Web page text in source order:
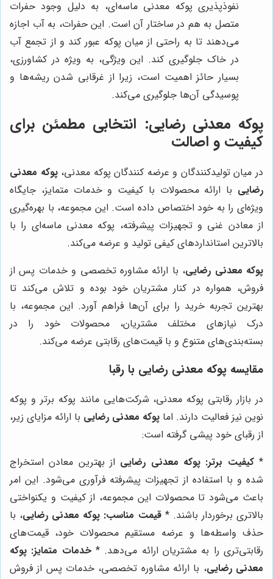
نفوذپذیری پوکه معدنی ماسه‌ای، به دلیل وجود حفرات
متصل به هم در ساختار آن است. این حفرات، به آب اجازه
می‌دهند تا به راحتی از میان پوکه عبور کند و از تجمع آب
در خاک جلوگیری کند. این ویژگی، به ویژه در کشاورزی،
بسیار حائز اهمیت است، زیرا از غرقابی شدن ریشه‌ها و
پوسیدگی آن‌ها جلوگیری می‌کند.
پوکه معدنی رضایی: انتخابی مطمئن برای
کیفیت و اصالت
در میان تولیدکنندگان و عرضه کنندگان پوکه معدنی،پوکه معدنی
رضایی با ارائه محصولات با کیفیت و خدمات متمایز، جایگاه
ویژه‌ای را به خود اختصاص داده است. این مجموعه، با بهره‌گیری
از معادن غنی و تجهیزات پیشرفته، پوکه معدنی ماسه‌ای را با
بالاترین استانداردهای کیفی تولید و عرضه می‌کند.
پوکه معدنی رضایی، با ارائه مشاوره تخصصی و خدمات پس از
فروش، همواره در کنار مشتریان خود بوده و تلاش می‌کند تا
بهترین تجربه خرید را برای آن‌ها فراهم آورد. این مجموعه، با
درک نیازهای مختلف مشتریان، محصولات خود را در
بسته‌بندی‌های متنوع و با قیمت‌های رقابتی عرضه می‌کند.
مقایسه پوکه معدنی رضایی با رقبا
در بازار رقابتی پوکه معدنی، شرکت‌هایی مانند پوکه برتر و پوکه
نوین نیز فعالیت دارند. اما پوکه معدنی رضایی با ارائه مزایای زیر،
از رقبای خود پیشی گرفته است:
*کیفیت برتر: پوکه معدنی رضایی از بهترین معادن استخراج
شده و با استفاده از تجهیزات پیشرفته فرآوری می‌شود. این امر
باعث می‌شود تا محصولات این مجموعه، از کیفیت و یکنواختی
بالاتری برخوردار باشند. *قیمت مناسب: پوکه معدنی رضایی، با
حذف واسطه‌ها و عرضه مستقیم محصولات خود، قیمت‌های
رقابتی‌تری را به مشتریان ارائه می‌دهد. *خدمات متمایز: پوکه
معدنی رضایی، با ارائه مشاوره تخصصی، خدمات پس از فروش